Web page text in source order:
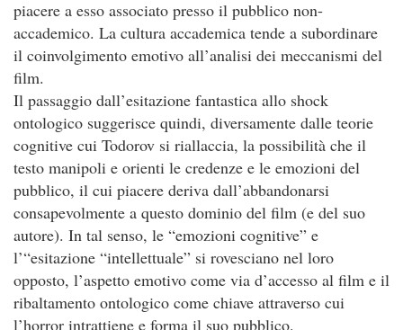
piacere a esso associato presso il pubblico non-
accademico. La cultura accademica tende a subordinare
il coinvolgimento emotivo all’analisi dei meccanismi del
film.
Il passaggio dall’esitazione fantastica allo shock
ontologico suggerisce quindi, diversamente dalle teorie
cognitive cui Todorov si riallaccia, la possibilità che il
testo manipoli e orienti le credenze e le emozioni del
pubblico, il cui piacere deriva dall’abbandonarsi
consapevolmente a questo dominio del film (e del suo
autore). In tal senso, le “emozioni cognitive” e
l’“esitazione “intellettuale” si rovesciano nel loro
opposto, l’aspetto emotivo come via d’accesso al film e il
ribaltamento ontologico come chiave attraverso cui
l’horror intrattiene e forma il suo pubblico.